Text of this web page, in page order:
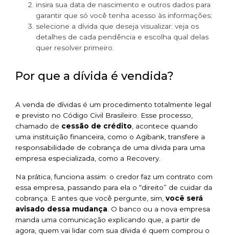
insira sua data de nascimento e outros dados para
garantir que só você tenha acesso às informações;
selecione a dívida que deseja visualizar: veja os
detalhes de cada pendência e escolha qual delas
quer resolver primeiro.
Por que a dívida é vendida?
A venda de dívidas é um procedimento totalmente legal
e previsto no Código Civil Brasileiro. Esse processo,
chamado de cessão de crédito , acontece quando
uma instituição financeira, como o Agibank, transfere a
responsabilidade de cobrança de uma dívida para uma
empresa especializada, como a Recovery.
Na prática, funciona assim: o credor faz um contrato com
essa empresa, passando para ela o “direito” de cuidar da
cobrança. E antes que você pergunte, sim, você será
avisado dessa mudança . O banco ou a nova empresa
manda uma comunicação explicando que, a partir de
agora, quem vai lidar com sua dívida é quem comprou o